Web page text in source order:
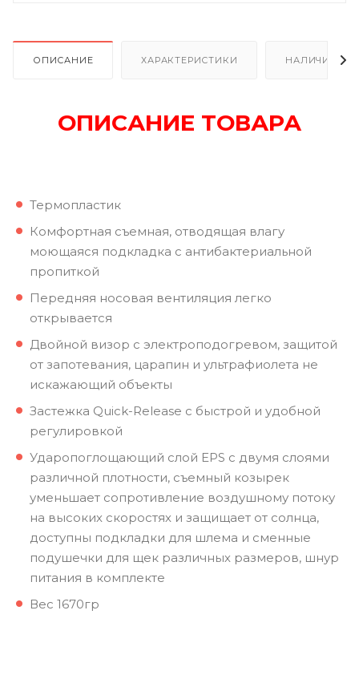
ОПИСАНИЕ ХАРАКТЕРИСТИКИ НАЛИЧИЕ
ОПИСАНИЕ ТОВАРА
Термопластик
Комфортная съемная, отводящая влагу
моющаяся подкладка с антибактериальной
пропиткой
Передняя носовая вентиляция легко
открывается
Двойной визор с электроподогревом, защитой
от запотевания, царапин и ультрафиолета не
искажающий объекты
Застежка Quick-Release с быстрой и удобной
регулировкой
Ударопоглощающий слой EPS с двумя слоями
различной плотности, съемный козырек
уменьшает сопротивление воздушному потоку
на высоких скоростях и защищает от солнца,
доступны подкладки для шлема и сменные
подушечки для щек различных размеров, шнур
питания в комплекте
Вес 1670гр